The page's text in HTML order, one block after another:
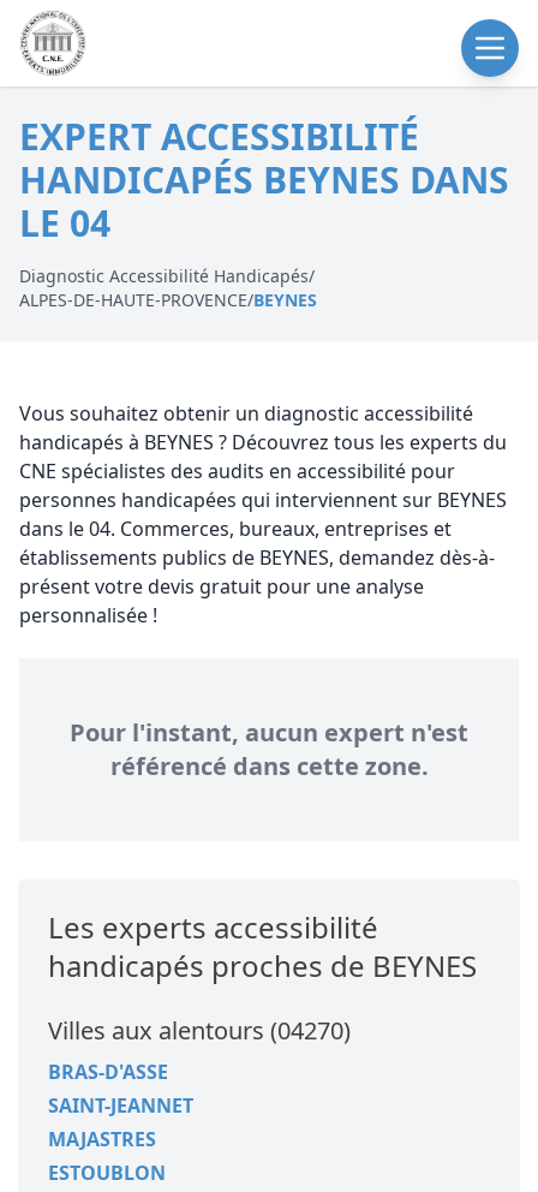
EXPERT ACCESSIBILITÉ
HANDICAPÉS BEYNES DANS
LE 04
Diagnostic Accessibilité Handicapés/
ALPES-DE-HAUTE-PROVENCE/BEYNES
Vous souhaitez obtenir un diagnostic accessibilité
handicapés à BEYNES ? Découvrez tous les experts du
CNE spécialistes des audits en accessibilité pour
personnes handicapées qui interviennent sur BEYNES
dans le 04. Commerces, bureaux, entreprises et
établissements publics de BEYNES, demandez dès-à-
présent votre devis gratuit pour une analyse
personnalisée !
Pour l'instant, aucun expert n'est
référencé dans cette zone.
Les experts accessibilité
handicapés proches de BEYNES
Villes aux alentours (04270)
BRAS-D'ASSE
SAINT-JEANNET
MAJASTRES
ESTOUBLON